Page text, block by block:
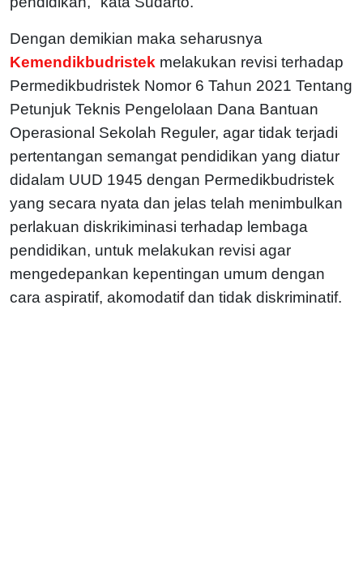
Dengan demikian maka seharusnya
Kemendikbudristek melakukan revisi terhadap
Permedikbudristek Nomor 6 Tahun 2021 Tentang
Petunjuk Teknis Pengelolaan Dana Bantuan
Operasional Sekolah Reguler, agar tidak terjadi
pertentangan semangat pendidikan yang diatur
didalam UUD 1945 dengan Permedikbudristek
yang secara nyata dan jelas telah menimbulkan
perlakuan diskrikiminasi terhadap lembaga
pendidikan, untuk melakukan revisi agar
mengedepankan kepentingan umum dengan
cara aspiratif, akomodatif dan tidak diskriminatif.